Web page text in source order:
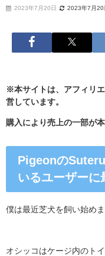
2023年7月20日 2023年7月20
※本サイトは、アフィリ
営しています。
購入により売上の一部が
Pigeonの
いるユーザーに
僕は最近芝犬を飼い始めま
オシッコはケージ内のト